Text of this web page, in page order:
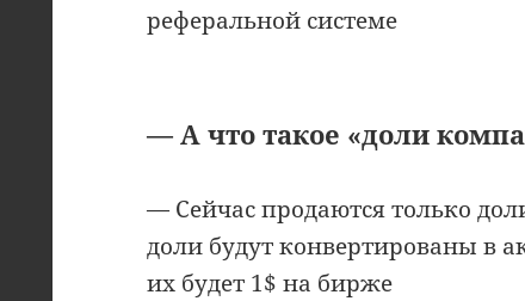
реферальной системе
— А что такое «доли
— Сейчас продаются только
доли будут конвертированы в
их будет 1$ на бирже